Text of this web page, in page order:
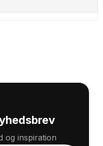
og inspiration